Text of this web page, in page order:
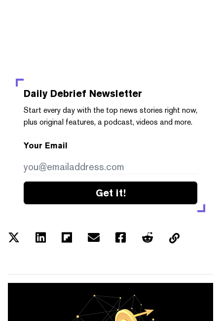
Daily Debrief Newsletter
Start every day with the top news stories right now,
plus original features, a podcast, videos and more.
Your Email
Get it!